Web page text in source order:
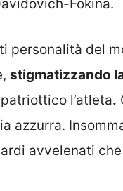
Fokina.
personalità del
stigmatizzando
l’atleta.
azzurra.
avvelenati